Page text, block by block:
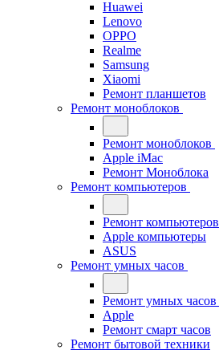
Huawei
Lenovo
OPPO
Realme
Samsung
Xiaomi
Ремонт планшетов
Ремонт моноблоков
Ремонт моноблоков
Apple iMac
Ремонт Моноблока
Ремонт компьютеров
Ремонт компьютеров
Apple компьютеры
ASUS
Ремонт умных часов
Ремонт умных часов
Apple
Ремонт смарт часов
Ремонт бытовой техники